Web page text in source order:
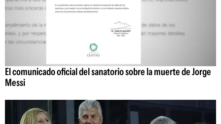
El comunicado oficial del sanatorio sobre la muerte de Jorge
Messi